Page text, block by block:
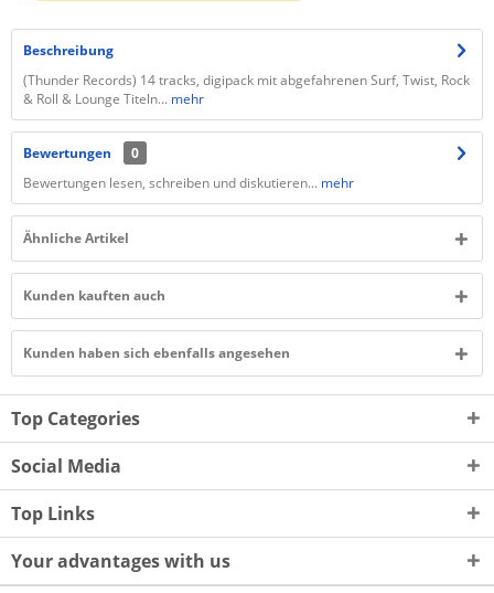
Beschreibung
(Thunder Records) 14 tracks, digipack mit abgefahrenen Surf, Twist, Rock
& Roll & Lounge Titeln... mehr
Bewertungen
0
Bewertungen lesen, schreiben und diskutieren... mehr
Ähnliche Artikel
Kunden kauften auch
Kunden haben sich ebenfalls angesehen
Top Categories
Social Media
Top Links
Your advantages with us